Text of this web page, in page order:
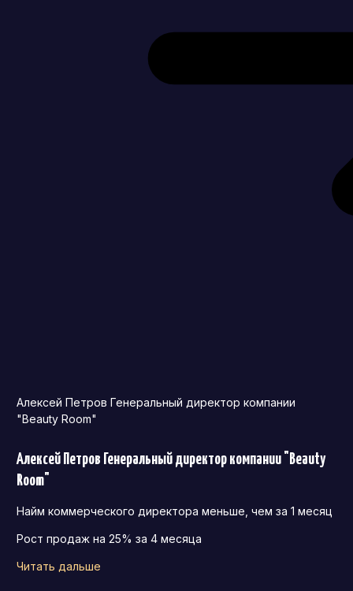
Алексей Петров Генеральный директор компании
"Beauty Room"
Алексей Петров Генеральный директор компании "Beauty
Room"
Найм коммерческого директора меньше, чем за 1 месяц
Рост продаж на 25% за 4 месяца
Читать дальше